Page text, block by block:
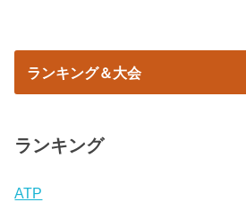
ランキング＆大会
ランキング
ATP